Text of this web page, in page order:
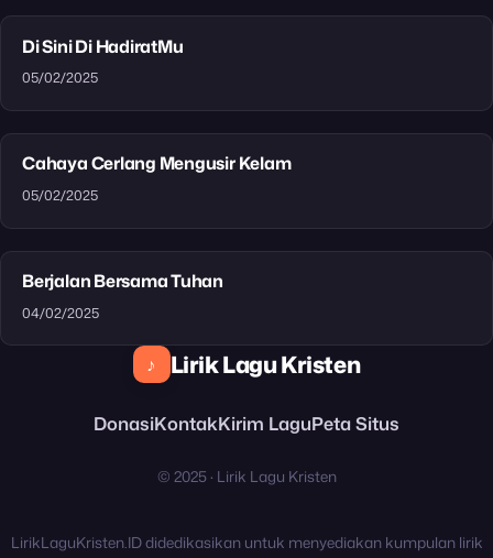
Di Sini Di HadiratMu
05/02/2025
Cahaya Cerlang Mengusir Kelam
05/02/2025
Berjalan Bersama Tuhan
04/02/2025
♪ Lirik Lagu Kristen
DonasiKontakKirim LaguPeta Situs
© 2025 · Lirik Lagu Kristen
LirikLaguKristen.ID didedikasikan untuk menyediakan kumpulan lirik